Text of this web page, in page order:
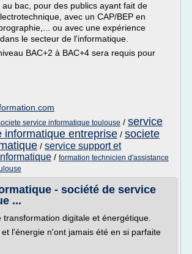
au bac, pour des publics ayant fait de
avec un CAP/BEP en
ou avec une expérience
le secteur de l'informatique.
BAC+2 à BAC+4 sera requis pour
service informatique toulouse / service
informatique entreprise / societe
/ service support et
/ formation technicien d'assistance
- société de service
...
digitale et énergétique.
l'énergie n'ont jamais été en si parfaite